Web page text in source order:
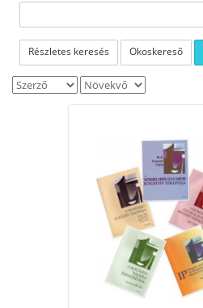
Részletes keresés Okoskereső